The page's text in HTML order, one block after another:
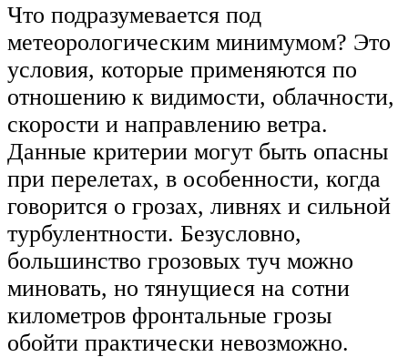
Что подразумевается под
метеорологическим минимумом? Это
условия, которые применяются по
отношению к видимости, облачности,
скорости и направлению ветра.
Данные критерии могут быть опасны
при перелетах, в особенности, когда
говорится о грозах, ливнях и сильной
турбулентности. Безусловно,
большинство грозовых туч можно
миновать, но тянущиеся на сотни
километров фронтальные грозы
обойти практически невозможно.